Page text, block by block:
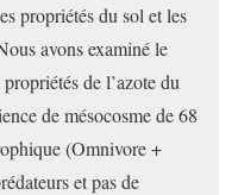
propriétés du sol et les
avons examiné le
de l’azote du
de mésocosme de 68
(Omnivore +
et pas de